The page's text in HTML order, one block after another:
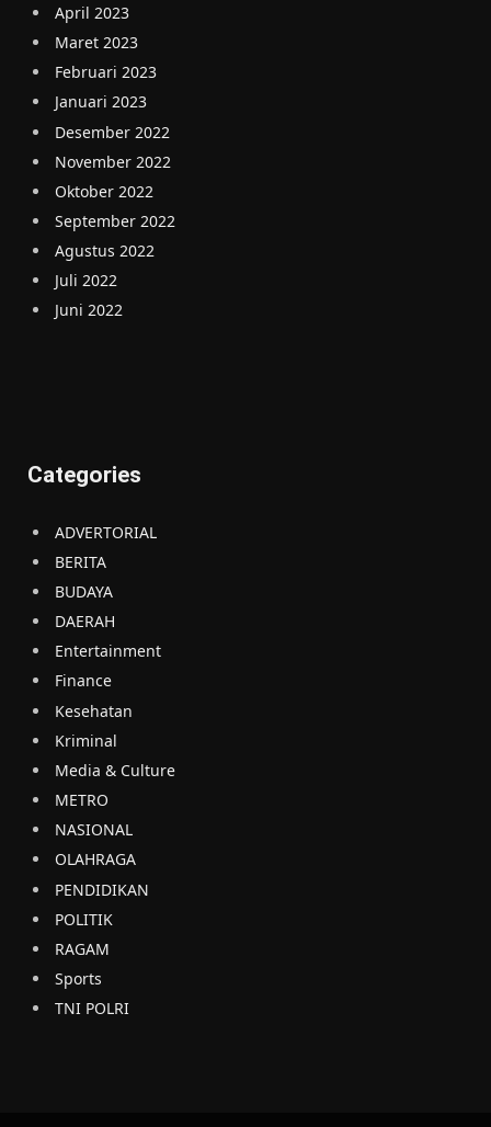
April 2023
Maret 2023
Februari 2023
Januari 2023
Desember 2022
November 2022
Oktober 2022
September 2022
Agustus 2022
Juli 2022
Juni 2022
Categories
ADVERTORIAL
BERITA
BUDAYA
DAERAH
Entertainment
Finance
Kesehatan
Kriminal
Media & Culture
METRO
NASIONAL
OLAHRAGA
PENDIDIKAN
POLITIK
RAGAM
Sports
TNI POLRI